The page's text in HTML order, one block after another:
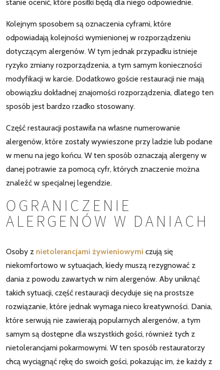
stanie ocenić, które posiłki będą dla niego odpowiednie.
Kolejnym sposobem są oznaczenia cyframi, które
odpowiadają kolejności wymienionej w rozporządzeniu
dotyczącym alergenów. W tym jednak przypadku istnieje
ryzyko zmiany rozporządzenia, a tym samym konieczności
modyfikacji w karcie. Dodatkowo goście restauracji nie mają
obowiązku dokładnej znajomości rozporządzenia, dlatego ten
sposób jest bardzo rzadko stosowany.
Część restauracji postawiła na własne numerowanie
alergenów, które zostały wywieszone przy ladzie lub podane
w menu na jego końcu. W ten sposób oznaczają alergeny w
danej potrawie za pomocą cyfr, których znaczenie można
znaleźć w specjalnej legendzie.
OGRANICZENIE
ALERGENÓW W DANIACH
Osoby z nietolerancjami żywieniowymi czują się
niekomfortowo w sytuacjach, kiedy muszą rezygnować z
dania z powodu zawartych w nim alergenów. Aby uniknąć
takich sytuacji, część restauracji decyduje się na prostsze
rozwiązanie, które jednak wymaga nieco kreatywności. Dania,
które serwują nie zawierają popularnych alergenów, a tym
samym są dostępne dla wszystkich gości, również tych z
nietolerancjami pokarmowymi. W ten sposób restauratorzy
chcą wyciągnąć rękę do swoich gości, pokazując im, że każdy z